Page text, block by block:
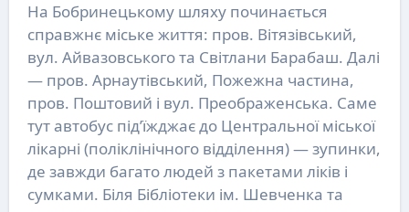
На Бобринецькому шляху починається
справжнє міське життя: пров. Вітязівський,
вул. Айвазовського та Світлани Барабаш. Далі
— пров. Арнаутівський, Пожежна частина,
пров. Поштовий і вул. Преображенська. Саме
тут автобус під’їжджає до Центральної міської
лікарні (поліклінічного відділення) — зупинки,
де завжди багато людей з пакетами ліків і
сумками. Біля Бібліотеки ім. Шевченка та